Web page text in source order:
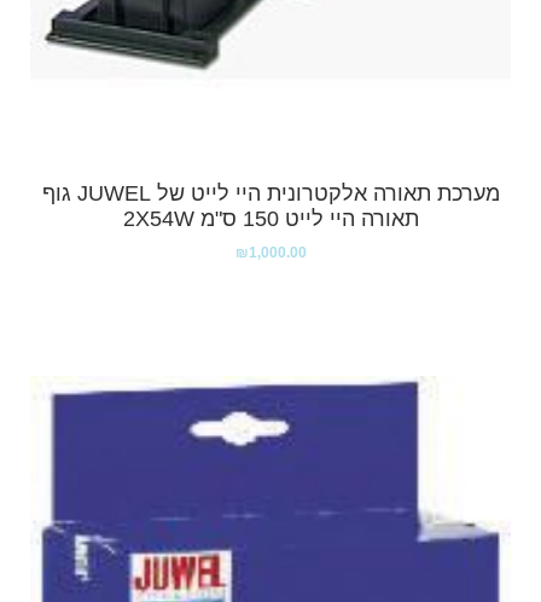
מערכת תאורה אלקטרונית היי לייט של JUWEL גוף
תאורה היי לייט 150 ס"מ 2X54W
₪1,000.00